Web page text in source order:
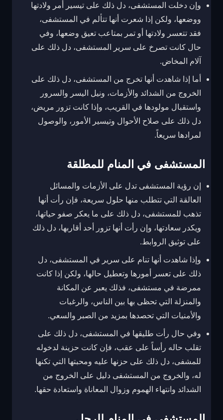
وإن دخلت المستشفى، دل ذلك على تيسير أمر ولادتها
ووضعها، ولكن إذا شعرت أنها تتألم في المستشفى،
فقد تتعسر ولادتها أو تمر بمتاعب تعيق وضعها، وفي
حال كانت تصرخ على سرير المستشفى، دل ذلك على
آلام المخاض.
أما إذا شاهدت أنها تخرج من المستشفى، دل ذلك على
الخروج من الشدائد والأزمات، ونيل اليسر والسرور
واستقبال مولودها في القريب، وإذا كانت تزور مريض،
دل ذلك على صلاح الأحوال وتيسير الأمور، والوصول
لمرادها سريعاً.
المستشفى في المنام للمطلقة
إن رؤية المستشفى تدل على الأزمات والمسائل
العالقة التي تتطلب منها حلول سريعة، فإن رأت أنها
تذهب للمستشفى، دل ذلك على ما يعكر صفو حياتها،
ويكدر سعادتها، وإن رأت أنها تزور أحد أقاربها، دل ذلك
على توثيق الروابط.
وإذا شاهدت أنها تنام على سرير في المستشفى، دل
ذلك على تعسر أمورها وتعطيل حالها، ولكن إذا كانت
ممرضة في مستشفى، فذلك يعبر عن المكانة
والمنزلة التي تحظى بها بين الناس، والرغبات
والأمنيات التي تحصدها بمزيد من الصبر والسعي.
وفي حال رأت طليقها في المستشفى، دل ذلك على
تقلب حاله رأساً على عقب، فإن كانت حزينة لدخوله
للمشفى، دل ذلك على حزنها عليه ومحبتها التي تكنها
له، والخروج من المستشفى دليل على الخروج من
الشدائد وانتهاء الهموم وزوال المعاناة واستعادة حقها.